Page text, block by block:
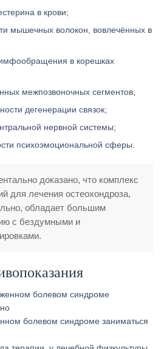
в крови;
мышечных волокон, вовлечённых в
в корешках
межпозвоночных сегментов;
дегенерации связок;
нервной системы;
психоэмоциональной сферы.
доказано, что комплекс
для лечения остеохондроза,
обладает большим
с бездумными и
болевом синдроме заниматься